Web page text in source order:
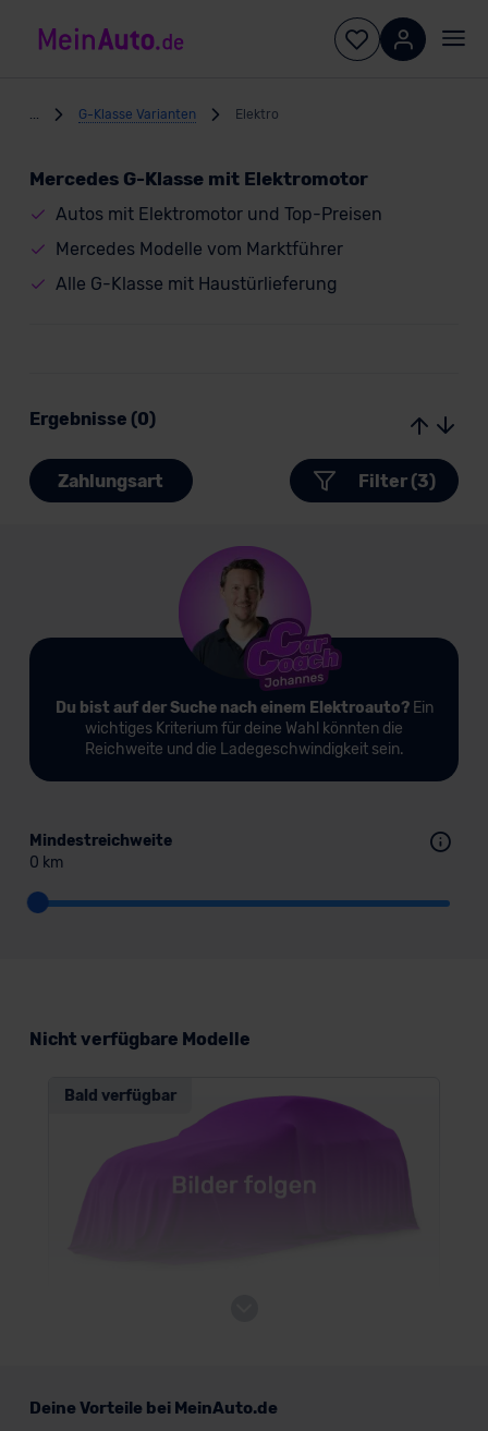
G-Klasse Varianten Elektro
Mercedes G-Klasse mit Elektromotor
Autos mit Elektromotor und Top-Preisen
Mercedes Modelle vom Marktführer
Alle G-Klasse mit Haustürlieferung
Ergebnisse (0)
Zahlungsart Filter (3)
Mindestreichweite
0 km
Du bist auf der Suche nach einem Elektroauto?Ein
wichtiges Kriterium für deine Wahl könnten die
Reichweite und die Ladegeschwindigkeit sein.
Nicht verfügbare Modelle
Bald verfügbar
Deine Vorteile bei MeinAuto.de